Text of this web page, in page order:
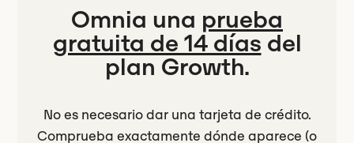
Omnia una prueba
gratuita de 14 días del
plan Growth.
No es necesario dar una tarjeta de crédito.
Comprueba exactamente dónde aparece (o